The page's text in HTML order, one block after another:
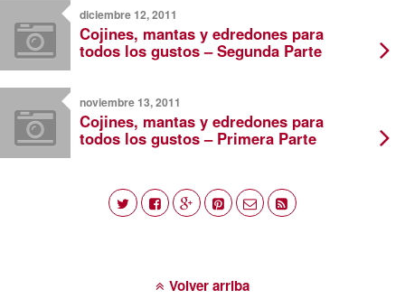
diciembre 12, 2011
Cojines, mantas y edredones para
todos los gustos – Segunda Parte
noviembre 13, 2011
Cojines, mantas y edredones para
todos los gustos – Primera Parte
Volver arriba